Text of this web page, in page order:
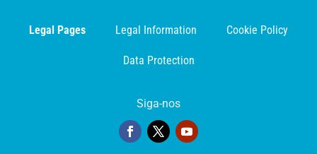
Legal Pages Legal Information Cookie Policy
Data Protection
Siga-nos